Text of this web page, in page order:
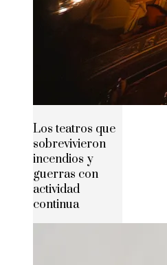
Los teatros que
sobrevivieron
incendios y
guerras con
actividad
continua